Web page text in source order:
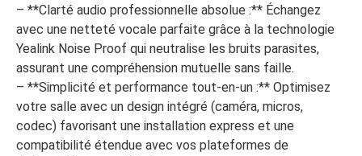
– **Clarté audio professionnelle absolue :** Échangez
avec une netteté vocale parfaite grâce à la technologie
Yealink Noise Proof qui neutralise les bruits parasites,
assurant une compréhension mutuelle sans faille.
– **Simplicité et performance tout-en-un :** Optimisez
votre salle avec un design intégré (caméra, micros,
codec) favorisant une installation express et une
compatibilité étendue avec vos plateformes de